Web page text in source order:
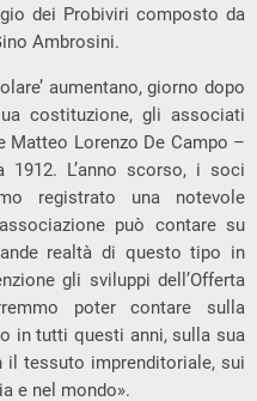
dei Probiviri composto da
Ambrosini.
aumentano, giorno dopo
costituzione, gli associati
Matteo Lorenzo De Campo –
L’anno scorso, i soci
registrato una notevole
può contare su
realtà di questo tipo in
gli sviluppi dell’Offerta
poter contare sulla
in tutti questi anni, sulla sua
tessuto imprenditoriale, sui
e nel mondo».